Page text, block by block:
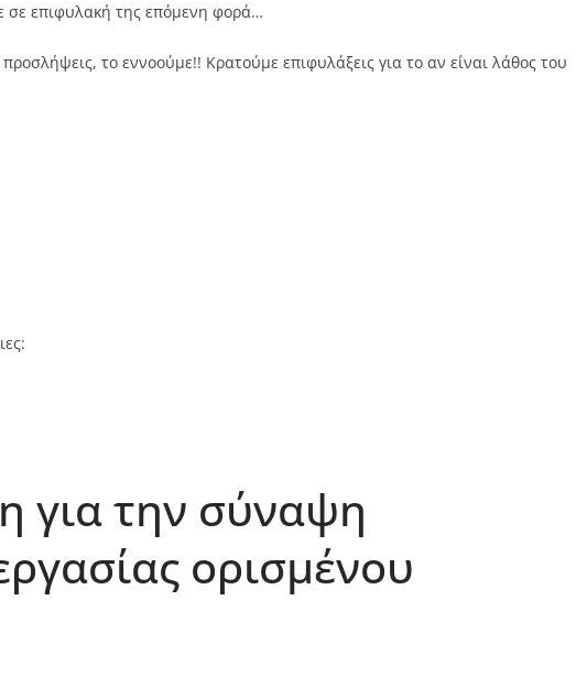
σε επιφυλακή της επόμενη φορά…
το εννοούμε!! Κρατούμε επιφυλάξεις για το αν είναι λάθος του
για την σύναψη
ορισμένου